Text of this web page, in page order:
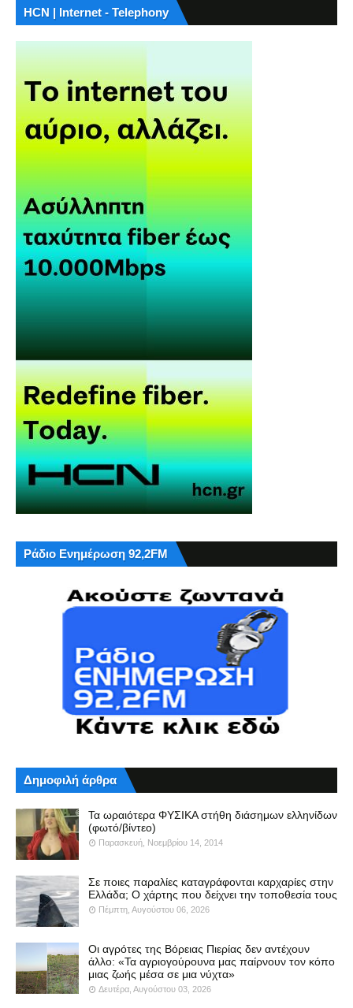
HCN | Internet - Telephony
Ράδιο Ενημέρωση 92,2FM
Δημοφιλή άρθρα
Τα ωραιότερα ΦΥΣΙΚΑ στήθη διάσημων ελληνίδων
(φωτό/βίντεο)
Παρασκευή, Νοεμβρίου 14, 2014
Σε ποιες παραλίες καταγράφονται καρχαρίες στην
Ελλάδα; Ο χάρτης που δείχνει την τοποθεσία τους
Πέμπτη, Αυγούστου 06, 2026
Οι αγρότες της Βόρειας Πιερίας δεν αντέχουν
άλλο: «Τα αγριογούρουνα μας παίρνουν τον κόπο
μιας ζωής μέσα σε μια νύχτα»
Δευτέρα, Αυγούστου 03, 2026